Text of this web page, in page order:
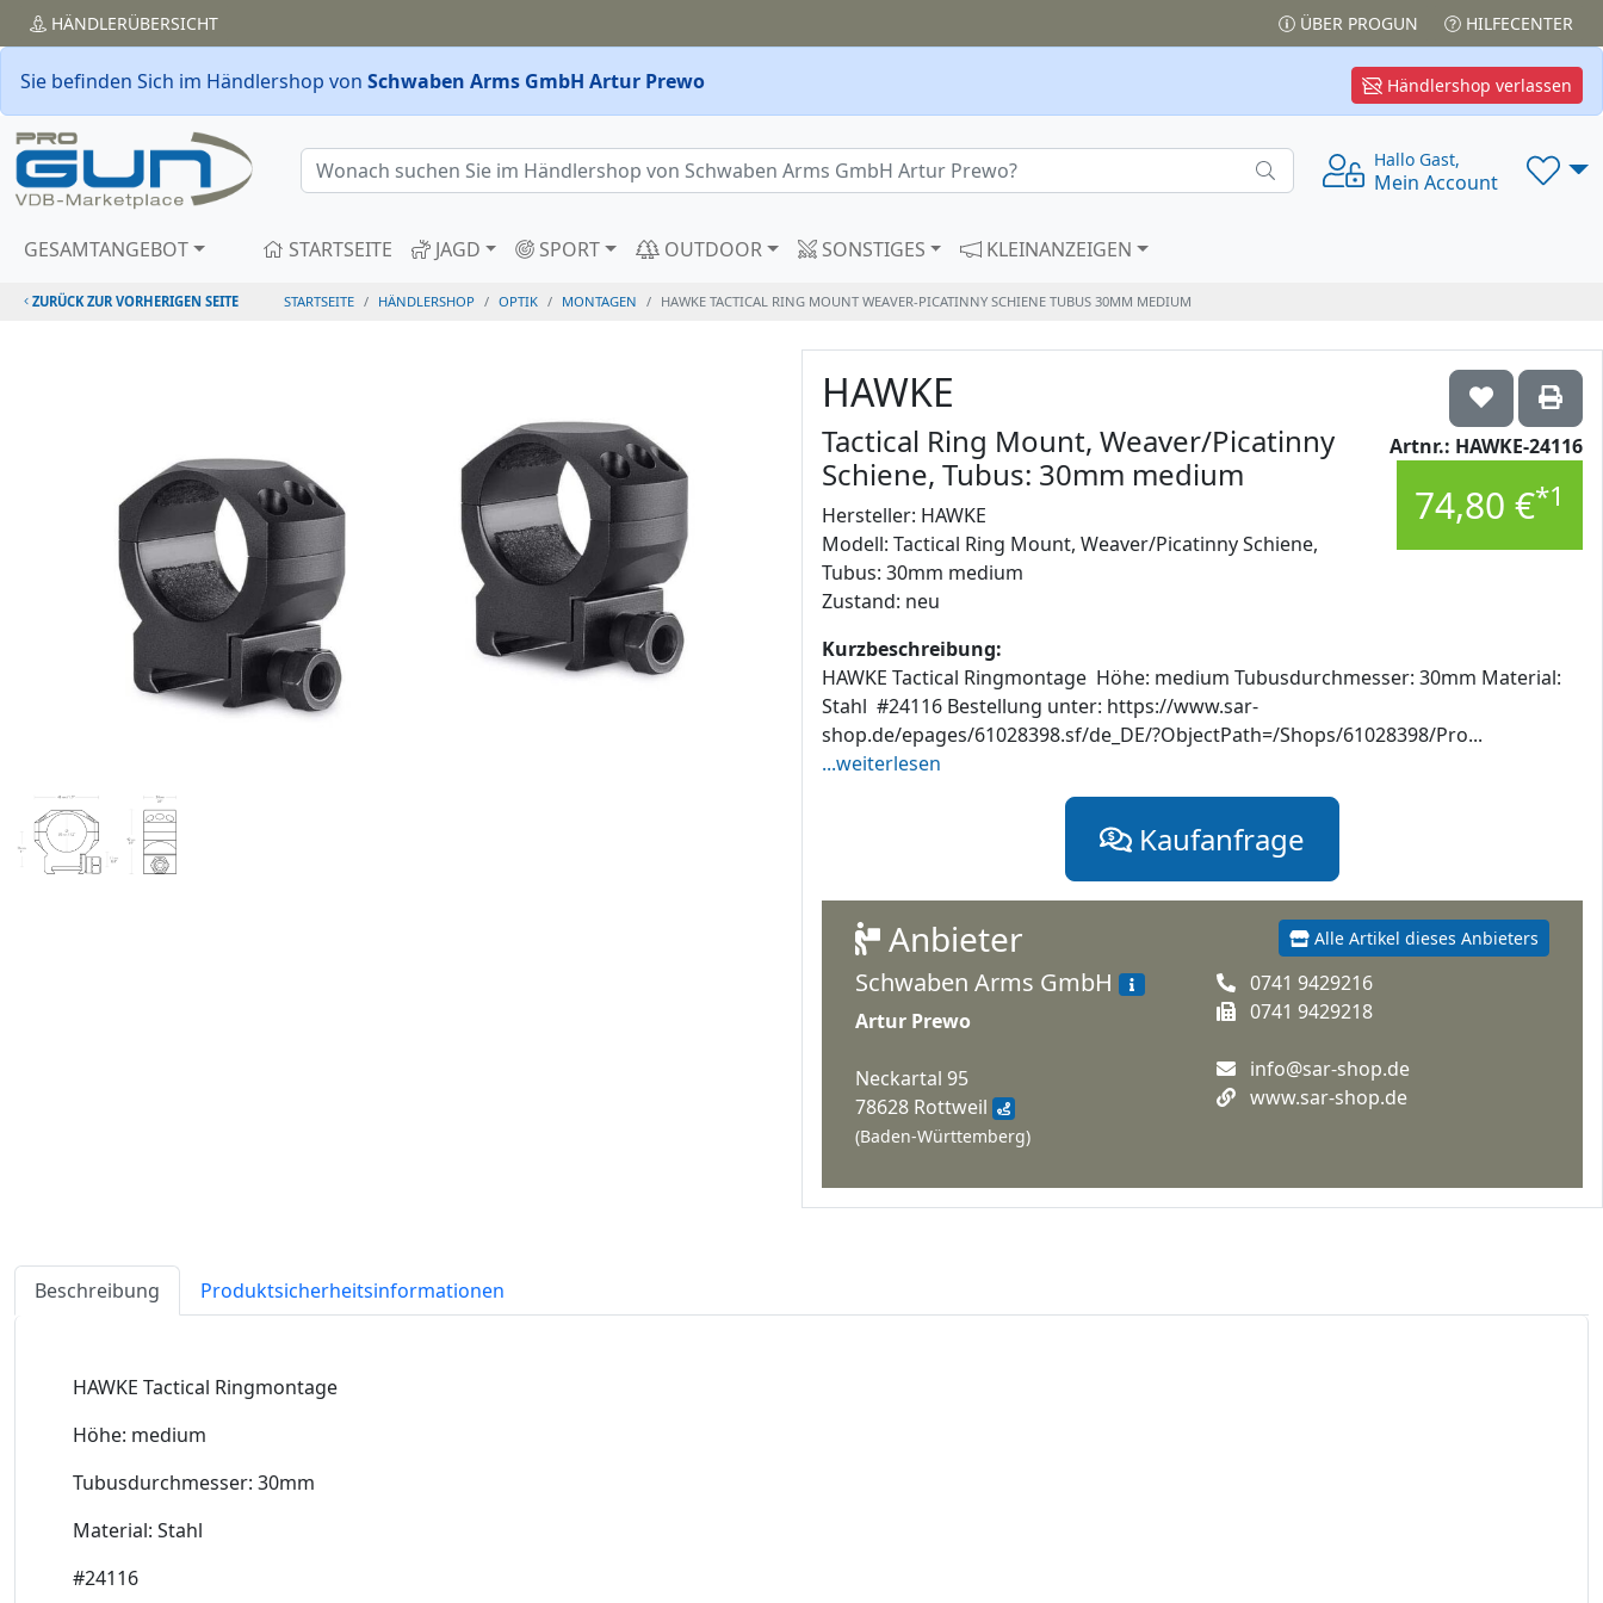
HÄNDLERÜBERSICHT ÜBER PROGUN HILFECENTER
Händlershop verlassen
Sie befinden Sich im Händlershop von Schwaben Arms GmbH Artur Prewo
Hallo Gast,
Mein Account
GESAMTANGEBOT STARTSEITE JAGD SPORT OUTDOOR SONSTIGES KLEINANZEIGEN
ZURÜCK ZUR VORHERIGEN SEITE STARTSEITE HÄNDLERSHOP OPTIK MONTAGEN HAWKE TACTICAL RING MOUNT WEAVER-PICATINNY SCHIENE TUBUS 30MM MEDIUM
Artnr.: HAWKE-24116
74,80 €*1
HAWKE
Tactical Ring Mount, Weaver/Picatinny
Schiene, Tubus: 30mm medium
Hersteller: HAWKE
Modell: Tactical Ring Mount, Weaver/Picatinny Schiene,
Tubus: 30mm medium
Zustand: neu
Kurzbeschreibung:
HAWKE Tactical Ringmontage Höhe: medium Tubusdurchmesser: 30mm Material:
Stahl #24116 Bestellung unter: https://www.sar-
shop.de/epages/61028398.sf/de_DE/?ObjectPath=/Shops/61028398/Pro...
...weiterlesen
Kaufanfrage
Alle Artikel dieses Anbieters
Anbieter
Schwaben Arms GmbH
Artur Prewo
Neckartal 95
78628 Rottweil
(Baden-Württemberg)
0741 9429216
0741 9429218
info@sar-shop.de
www.sar-shop.de
Beschreibung Produktsicherheitsinformationen
HAWKE Tactical Ringmontage
Höhe: medium
Tubusdurchmesser: 30mm
Material: Stahl
#24116